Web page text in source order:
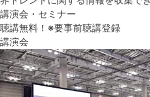
講演会・セミナー
聴講無料！ ※要事前聴講登録
講演会